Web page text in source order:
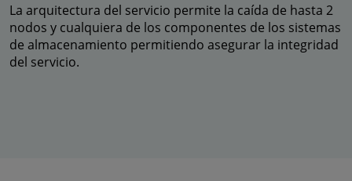
La arquitectura del servicio permite la caída de hasta 2
nodos y cualquiera de los componentes de los sistemas
de almacenamiento permitiendo asegurar la integridad
del servicio.